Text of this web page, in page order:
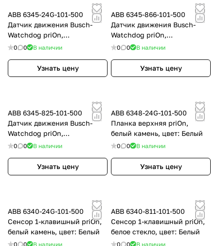
ABB 6345-24G-101-500
Датчик движения Busch-
Watchdog priOn,
мультилинза 180, белый
0 0 В наличии
Узнать цену
ABB 6345-866-101-500
Датчик движения Busch-
Watchdog priOn,
мультилинза 180, сталь,
0 0 В наличии
Узнать цену
ABB 6345-825-101-500
Датчик движения Busch-
Watchdog priOn,
мультилинза 180, цвет
0 0 В наличии
Узнать цену
ABB 6348-24G-101-500
Планка верхняя priOn,
белый камень, цвет: Белый
0 0 В наличии
Узнать цену
ABB 6340-24G-101-500
Сенсор 1-клавишный priOn,
белый камень, цвет: Белый
0 0 В наличии
ABB 6340-811-101-500
Сенсор 1-клавишный priOn,
белое стекло, цвет: Белый
0 0 В наличии